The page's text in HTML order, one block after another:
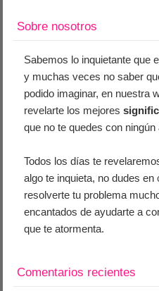
Sobre nosotros
Sabemos lo inquietante que
y muchas veces no saber
podido imaginar, en nuestra
revelarte los mejores
que no te quedes con ningún
Todos los días te
algo te inquieta, no dudes en
resolverte tu problema
encantados de ayudarte a
que te atormenta.
Comentarios recientes